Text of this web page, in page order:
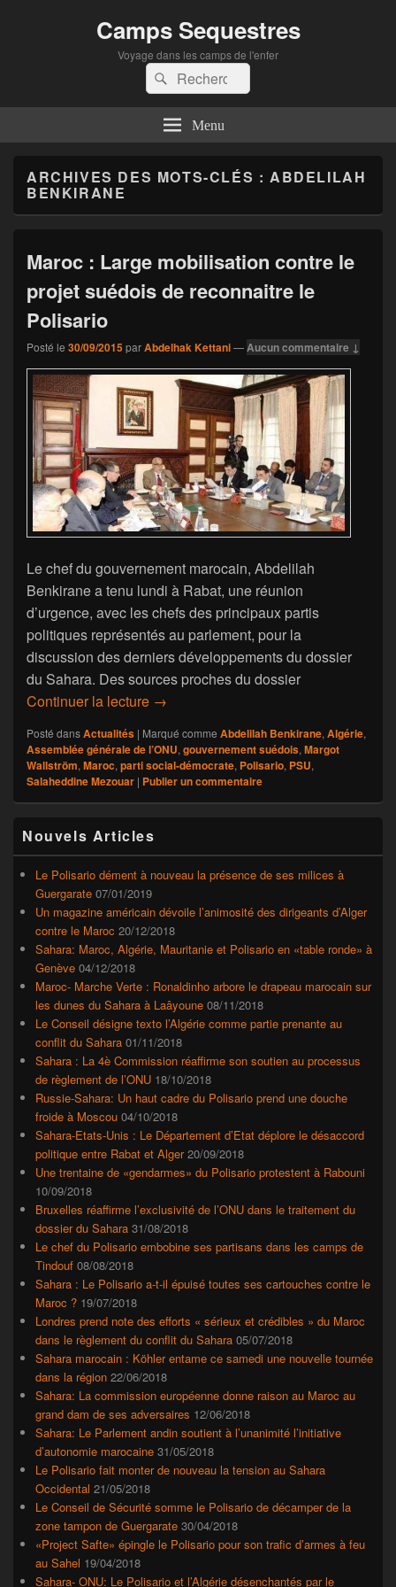
Camps Sequestres
Voyage dans les camps de l'enfer
Recherche :
Rechercher
Menu
ARCHIVES DES MOTS-CLÉS :ABDELILAH
BENKIRANE
Maroc : Large mobilisation contre le
projet suédois de reconnaitre le
Polisario
Posté le 30/09/2015parAbdelhak Kettani—Aucun commentaire ↓
Le chef du gouvernement marocain, Abdelilah
Benkirane a tenu lundi à Rabat, une réunion
d’urgence, avec les chefs des principaux partis
politiques représentés au parlement, pour la
discussion des derniers développements du dossier
du Sahara. Des sources proches du dossier
Continuer la lecture Maroc : Large mobilisation contre le
→
Posté dansActualités | Marqué comme Abdelilah Benkirane, Algérie,
Assemblée générale de l’ONU, gouvernement suédois, Margot
Wallström, Maroc, parti social-démocrate, Polisario, PSU,
Salaheddine Mezouar | Publier un commentaire
principale
de
widget
barre
latérale
Nouvels Articles
Le Polisario dément à nouveau la présence de ses milices à
Guergarate 07/01/2019
Un magazine américain dévoile l’animosité des dirigeants d’Alger
contre le Maroc 20/12/2018
Sahara: Maroc, Algérie, Mauritanie et Polisario en «table ronde» à
Genève 04/12/2018
Maroc- Marche Verte : Ronaldinho arbore le drapeau marocain sur
les dunes du Sahara à Laâyoune 08/11/2018
Le Conseil désigne texto l’Algérie comme partie prenante au
conflit du Sahara 01/11/2018
Sahara : La 4è Commission réaffirme son soutien au processus
de règlement de l’ONU 18/10/2018
Russie-Sahara: Un haut cadre du Polisario prend une douche
froide à Moscou 04/10/2018
Sahara-Etats-Unis : Le Département d’Etat déplore le désaccord
politique entre Rabat et Alger 20/09/2018
Une trentaine de «gendarmes» du Polisario protestent à Rabouni
10/09/2018
Bruxelles réaffirme l’exclusivité de l’ONU dans le traitement du
dossier du Sahara 31/08/2018
Le chef du Polisario embobine ses partisans dans les camps de
Tindouf 08/08/2018
Sahara : Le Polisario a-t-il épuisé toutes ses cartouches contre le
Maroc ? 19/07/2018
Londres prend note des efforts « sérieux et crédibles » du Maroc
dans le règlement du conflit du Sahara 05/07/2018
Sahara marocain : Köhler entame ce samedi une nouvelle tournée
dans la région 22/06/2018
Sahara: La commission européenne donne raison au Maroc au
grand dam de ses adversaires 12/06/2018
Sahara: Le Parlement andin soutient à l’unanimité l’initiative
d’autonomie marocaine 31/05/2018
Le Polisario fait monter de nouveau la tension au Sahara
Occidental 21/05/2018
Le Conseil de Sécurité somme le Polisario de décamper de la
zone tampon de Guergarate 30/04/2018
«Project Safte» épingle le Polisario pour son trafic d’armes à feu
au Sahel 19/04/2018
Sahara- ONU: Le Polisario et l’Algérie désenchantés par le